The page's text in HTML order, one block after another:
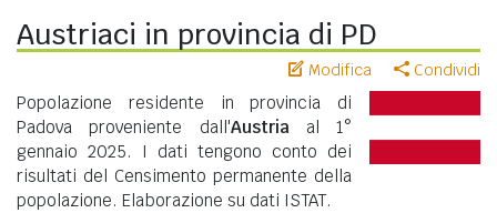
Austriaci in provincia di PD
Modifica Condividi
Popolazione residente in provincia di
Padova proveniente dall'Austria al 1°
gennaio 2025. I dati tengono conto dei
risultati del Censimento permanente della
popolazione. Elaborazione su dati ISTAT.